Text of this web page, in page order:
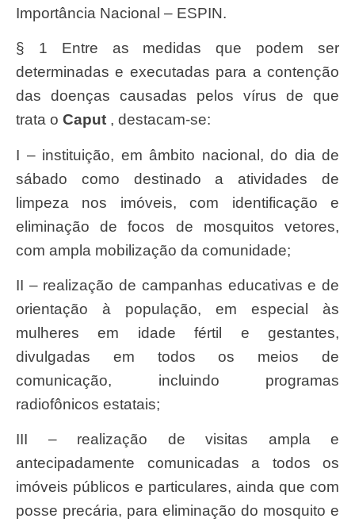
Importância Nacional – ESPIN.
§ 1 Entre as medidas que podem ser
determinadas e executadas para a contenção
das doenças causadas pelos vírus de que
trata o
caput , destacam-se:
I – instituição, em âmbito nacional, do dia de
sábado como destinado a atividades de
limpeza nos imóveis, com identificação e
eliminação de focos de mosquitos vetores,
com ampla mobilização da comunidade;
II – realização de campanhas educativas e de
orientação à população, em especial às
mulheres em idade fértil e gestantes,
divulgadas em todos os meios de
comunicação, incluindo programas
radiofônicos estatais;
III – realização de visitas ampla e
antecipadamente comunicadas a todos os
imóveis públicos e particulares, ainda que com
posse precária, para eliminação do mosquito e